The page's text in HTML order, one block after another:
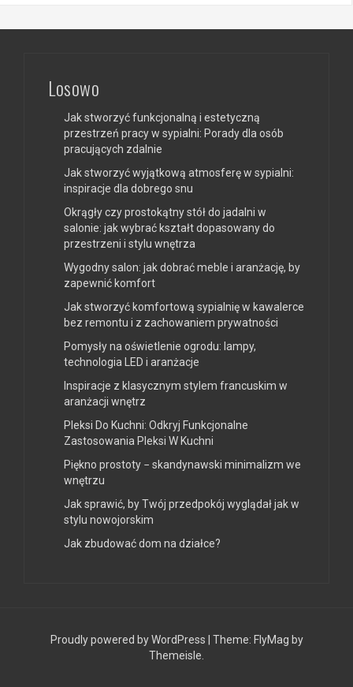
Losowo
Jak stworzyć funkcjonalną i estetyczną
przestrzeń pracy w sypialni: Porady dla osób
pracujących zdalnie
Jak stworzyć wyjątkową atmosferę w sypialni:
inspiracje dla dobrego snu
Okrągły czy prostokątny stół do jadalni w
salonie: jak wybrać kształt dopasowany do
przestrzeni i stylu wnętrza
Wygodny salon: jak dobrać meble i aranżację, by
zapewnić komfort
Jak stworzyć komfortową sypialnię w kawalerce
bez remontu i z zachowaniem prywatności
Pomysły na oświetlenie ogrodu: lampy,
technologia LED i aranżacje
Inspiracje z klasycznym stylem francuskim w
aranżacji wnętrz
Pleksi Do Kuchni: Odkryj Funkcjonalne
Zastosowania Pleksi W Kuchni
Piękno prostoty − skandynawski minimalizm we
wnętrzu
Jak sprawić, by Twój przedpokój wyglądał jak w
stylu nowojorskim
Jak zbudować dom na działce?
Proudly powered by WordPress Theme: FlyMag by
Themeisle.